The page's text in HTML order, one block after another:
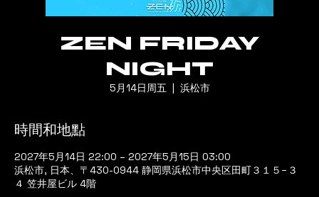
ZEN FRIDAY
NIGHT
5月14日周五
  |
浜松市
時間和地點
2027年5月14日 22:00 – 2027年5月15日 03:00
浜松市, 日本、〒430-0944 静岡県浜松市中央区田町３１５−３
４ 笠井屋ビル 4階